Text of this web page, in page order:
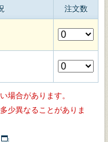
注文数
場合があります。
少異なることがありま